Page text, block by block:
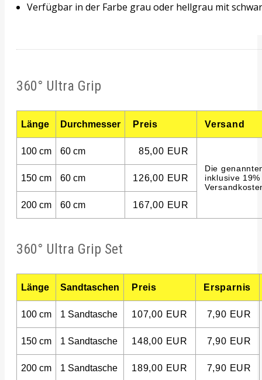
Verfügbar in der Farbe grau oder hellgrau mit
360° Ultra Grip
Länge Durchmesser Preis Versand
100 cm 60 cm 85,00 EUR
Die
inklusive
150 cm 60 cm 126,00 EUR
200 cm 60 cm 167,00 EUR
360° Ultra Grip Set
Länge Sandtaschen Preis Ersparnis
100 cm 1 Sandtasche 107,00 EUR 7,90 EUR
150 cm 1 Sandtasche 148,00 EUR 7,90 EUR
200 cm 1 Sandtasche 189,00 EUR 7,90 EUR